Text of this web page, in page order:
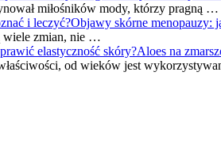
miłośników mody, którzy pragną …
Objawy skórne menopauzy:
wiele zmian, nie …
Aloes na
od wieków jest